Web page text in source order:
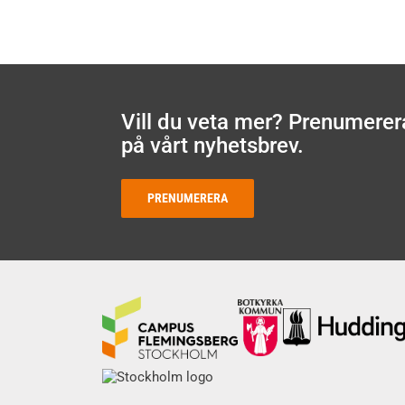
Vill du veta mer?
på vårt nyhetsbrev.
PRENUMERERA